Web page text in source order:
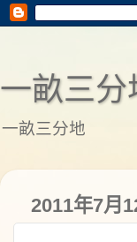
一畝三分
一畝三分地
2011年7月